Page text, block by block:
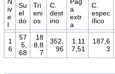
iv
e
l
Su
el
do
Tri
eni
os
C.
dest
ino
a
extr
a
C.
espec
ífico
1
6
57
5,
68
18
8,8
7
352,
96
1.11
7,51
187,6
3